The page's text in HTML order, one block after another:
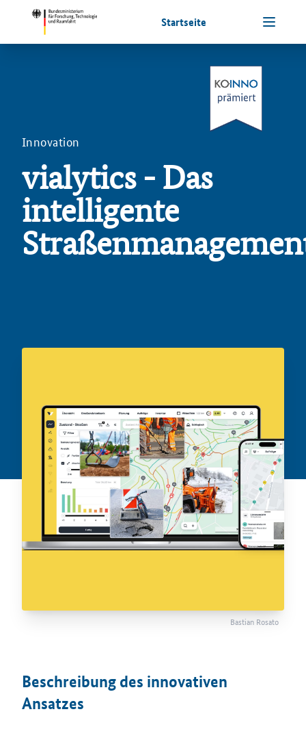
Startseite
Innovation
vialytics - Das
intelligente
Bastian Rosato
Beschreibung des innovativen
Ansatzes